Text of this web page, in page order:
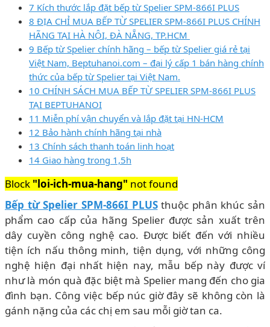
7 Kích thước lắp đặt bếp từ Spelier SPM-866I PLUS
8 ĐỊA CHỈ MUA BẾP TỪ SPELIER SPM-866I PLUS CHÍNH
HÃNG TẠI HÀ NỘI, ĐÀ NẴNG, TP.HCM
9 Bếp từ Spelier chính hãng – bếp từ Spelier giá rẻ tại
Việt Nam, Beptuhanoi.com – đại lý cấp 1 bán hàng chính
thức của bếp từ Spelier tại Việt Nam.
10 CHÍNH SÁCH MUA BẾP TỪ SPELIER SPM-866I PLUS
TẠI BEPTUHANOI
11 Miễn phí vận chuyển và lắp đặt tại HN-HCM
12 Bảo hành chính hãng tại nhà
13 Chính sách thanh toán linh hoạt
14 Giao hàng trong 1,5h
Block "loi-ich-mua-hang" not found
Bếp từ Spelier SPM-866I PLUS thuộc phân khúc sản
phẩm cao cấp của hãng Spelier được sản xuất trên
dây cuyền công nghệ cao. Được biết đến với nhiều
tiện ích nấu thông minh, tiện dụng, với những công
nghệ hiện đại nhất hiện nay, mẫu bếp này được ví
như là món quà đặc biệt mà Spelier mang đến cho gia
đình bạn. Công việc bếp núc giờ đây sẽ không còn là
gánh nặng của các chị em sau mỗi giờ tan ca.